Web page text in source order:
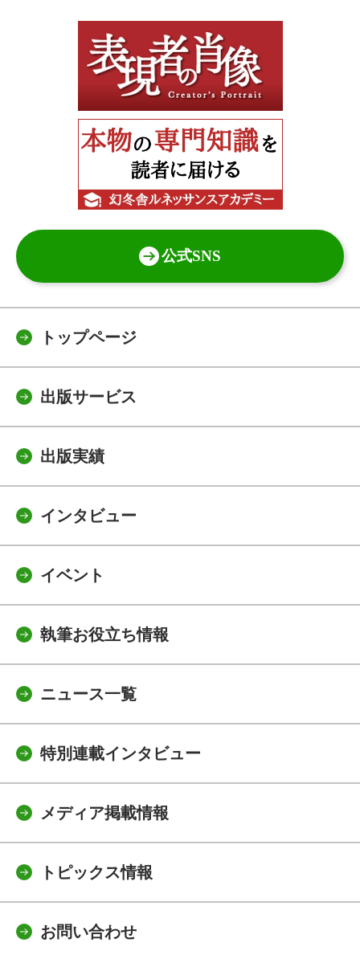
公式SNS
トップページ
出版サービス
出版実績
インタビュー
イベント
執筆お役立ち情報
ニュース一覧
特別連載インタビュー
メディア掲載情報
トピックス情報
お問い合わせ